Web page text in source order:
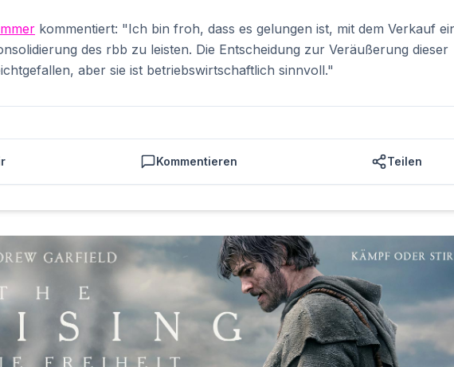
kommentiert: "Ich bin froh, dass es gelungen ist, mit dem Verkauf
des rbb zu leisten. Die Entscheidung zur Veräußerung dieser
aber sie ist betriebswirtschaftlich sinnvoll."
Kommentieren Teilen